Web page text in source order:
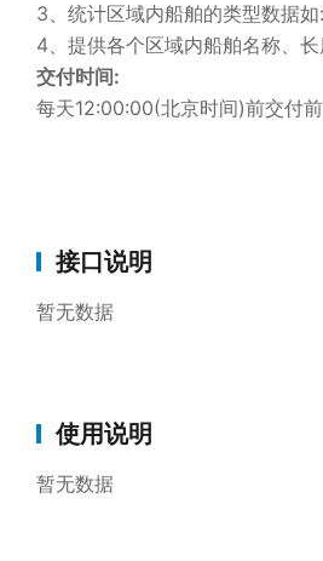
3、统计区域内船舶的类型数据
4、提供各个区域内船舶名称、
交付时间:
每天12:00:00(北京时间)前交付
接口说明
暂无数据
使用说明
暂无数据